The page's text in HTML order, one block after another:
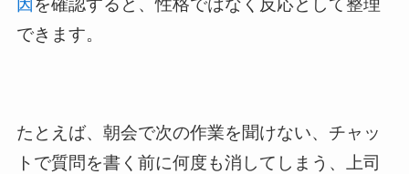
因 を確認すると、性格ではなく反応として整理
できます。
たとえば、朝会で次の作業を聞けない、チャッ
トで質問を書く前に何度も消してしまう、上司